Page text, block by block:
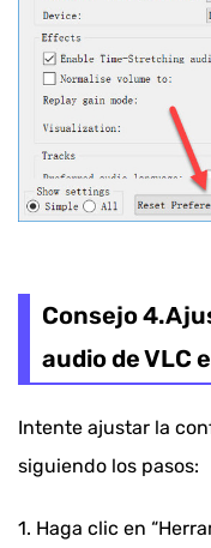
Consejo
audio de VLC
Intente ajustar la
siguiendo los pasos:
1. Haga clic en